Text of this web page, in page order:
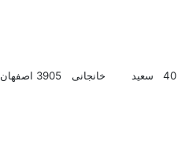
40 سعید خانجانی 3905 اصفهان